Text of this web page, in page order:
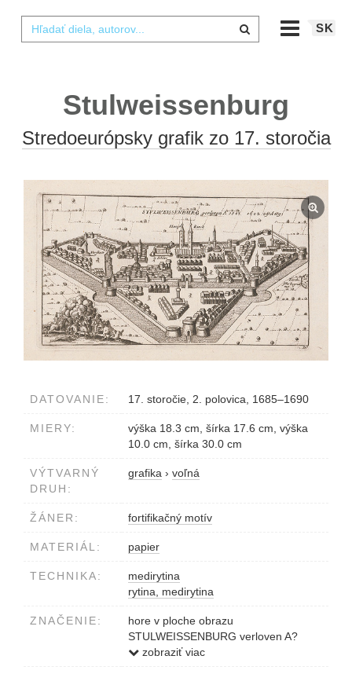
SK
Stulweissenburg
Stredoeurópsky grafik zo 17. storočia
DATOVANIE: 17. storočie, 2. polovica, 1685–1690
MIERY:
výška 18.3 cm, šírka 17.6 cm, výška
10.0 cm, šírka 30.0 cm
VÝTVARNÝ
DRUH:
grafika › voľná
ŽÁNER: fortifikačný motív
MATERIÁL: papier
TECHNIKA:
medirytina
rytina, medirytina
ZNAČENIE:
hore v ploche obrazu
STULWEISSENBURG verloven A?
1543,1602,29 Aug. Haupt Kirch
zobraziť viac